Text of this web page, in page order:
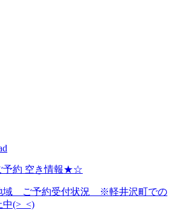
約 空き情報★☆
域 ご予約受付状況 ※軽井沢町での
中(>_<)